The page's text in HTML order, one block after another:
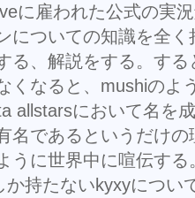
に雇われた公式の実
についての知識を全く
る、解説をする。する
くなると、mushiのよ
allstarsにおいて名を成
名であるというだけの
うに世界中に喧伝する
持たないkyxyについ